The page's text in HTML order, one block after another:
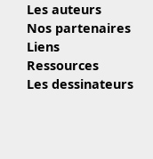
Les auteurs
Nos partenaires
Liens
Ressources
Les dessinateurs